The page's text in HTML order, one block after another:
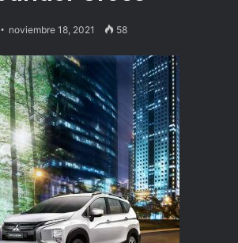
noviembre 18, 2021 58